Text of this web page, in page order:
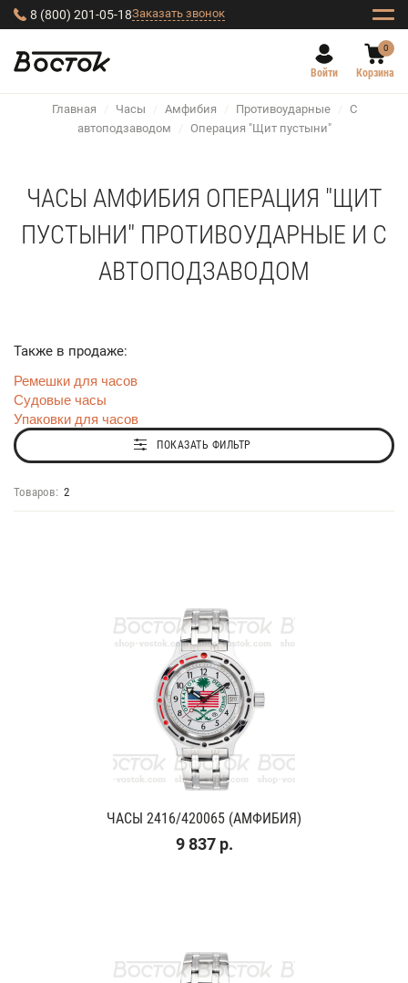
8 (800) 201-05-18Заказать звонок
Войти
0
Корзина
Главная / Часы / Амфибия / Противоударные / С
автоподзаводом
/ Операция "Щит пустыни"
ЧАСЫ АМФИБИЯ ОПЕРАЦИЯ "ЩИТ
ПУСТЫНИ" ПРОТИВОУДАРНЫЕ И С
АВТОПОДЗАВОДОМ
Также в продаже:
Ремешки для часов
Судовые часы
Упаковки для часов
ПОКАЗАТЬ ФИЛЬТР
Товаров: 2
ЧАСЫ 2416/420065 (АМФИБИЯ)
9 837 р.